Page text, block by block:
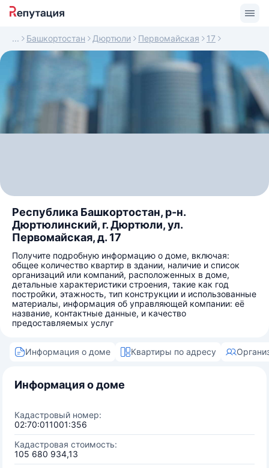
Башкортостан Дюртюли Первомайская 17
Республика Башкортостан, р-н.
Дюртюлинский, г. Дюртюли, ул.
Первомайская, д. 17
Получите подробную информацию о доме, включая:
общее количество квартир в здании, наличие и список
организаций или компаний, расположенных в доме,
детальные характеристики строения, такие как год
постройки, этажность, тип конструкции и использованные
материалы, информация об управляющей компании: её
название, контактные данные, и качество
предоставляемых услуг
Информация о доме Квартиры по адресу
Информация о доме
Кадастровый номер:
02:70:011001:356
Кадастровая стоимость:
105 680 934,13